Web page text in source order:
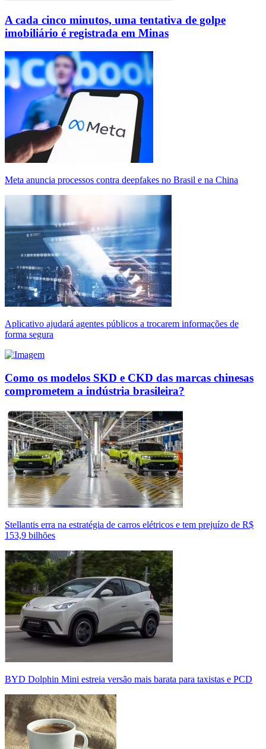
A cada cinco minutos, uma tentativa de golpe
imobiliário é registrada em Minas
Meta anuncia processos contra deepfakes no Brasil e na China
Aplicativo ajudará agentes públicos a trocarem informações de
forma segura
Como os modelos SKD e CKD das marcas chinesas
comprometem a indústria brasileira?
Stellantis erra na estratégia de carros elétricos e tem prejuízo de R$
153,9 bilhões
BYD Dolphin Mini estreia versão mais barata para taxistas e PCD